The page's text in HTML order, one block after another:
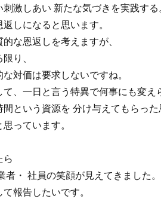
刺激しあい 新たな気づきを実践する
しになると思います。
な恩返しを考えますが、
り、
対価は要求しないですね。
て、一日と言う特異で何事にも変え
間という資源を 分け与えてもらった
っています。
ら
者・ 社員の笑顔が見えてきました。
報告したいです。